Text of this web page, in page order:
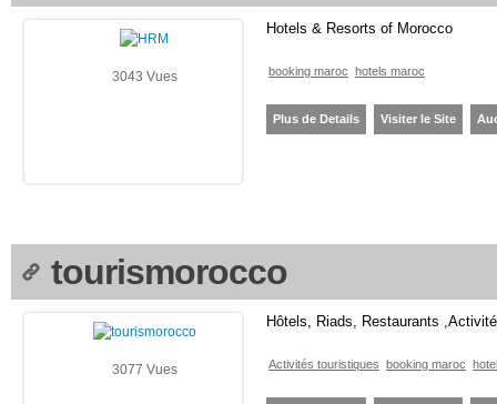
3043 Vues
Hotels & Resorts of Morocco
booking maroc hotels maroc
Plus de Details Visiter le Site
tourismorocco
3077 Vues
Hôtels, Riads, Restaurants
Activités touristiques booking maroc